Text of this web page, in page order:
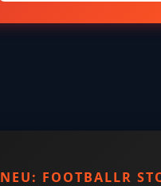
NEU: FOOTBALLR